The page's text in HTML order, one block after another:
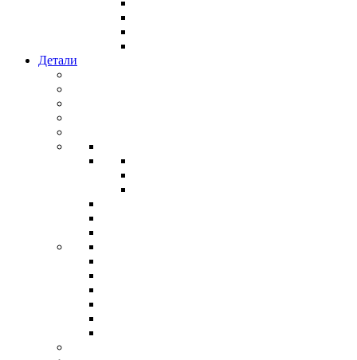
Детали